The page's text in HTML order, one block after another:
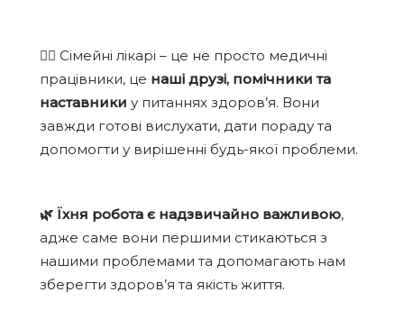
👩‍⚕️ Сімейні лікарі – це не просто медичні
працівники, це наші друзі, помічники та
наставники у питаннях здоров’я. Вони
завжди готові вислухати, дати пораду та
допомогти у вирішенні будь-якої проблеми.
🌿 Їхня робота є надзвичайно важливою,
адже саме вони першими стикаються з
нашими проблемами та допомагають нам
зберегти здоров’я та якість життя.